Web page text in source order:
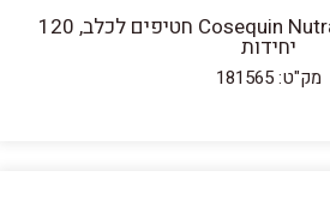
תוסף מפרקים Cosequin Nutramax חטיפים לכלב, 120
יחידות
מק"ט: 181565